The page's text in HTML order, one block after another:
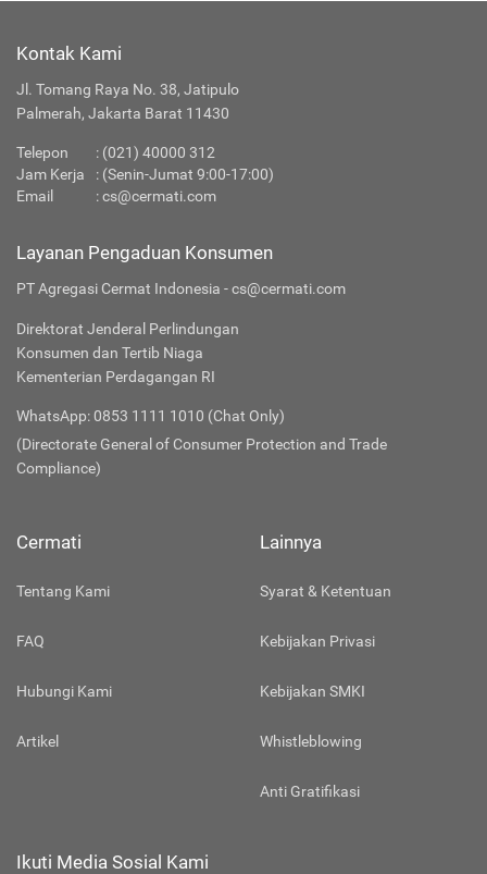
Kontak Kami
Jl. Tomang Raya No. 38, Jatipulo
Palmerah, Jakarta Barat 11430
Telepon : (021) 40000 312
Jam Kerja
: (Senin-Jumat 9:00-17:00)
Email
:cs@cermati.com
Layanan Pengaduan Konsumen
PT Agregasi Cermat Indonesia - cs@cermati.com
Direktorat Jenderal Perlindungan
Konsumen dan Tertib Niaga
Kementerian Perdagangan RI
WhatsApp: 0853 1111 1010 (Chat Only)
(Directorate General of Consumer Protection and Trade
Compliance)
Cermati
Tentang Kami
FAQ
Hubungi Kami
Artikel
Lainnya
Syarat & Ketentuan
Kebijakan Privasi
Kebijakan SMKI
Whistleblowing
Anti Gratifikasi
Ikuti Media Sosial Kami